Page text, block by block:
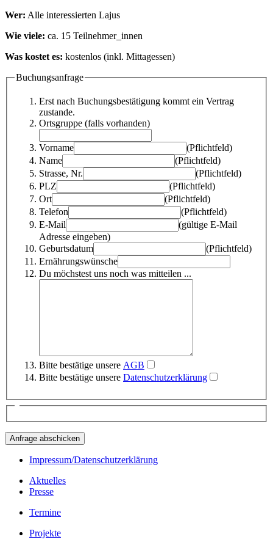
Wer: Alle interessierten Lajus
Wie viele: ca. 15 Teilnehmer_innen
Was kostet es: kostenlos (inkl. Mittagessen)
Buchungsanfrage
Erst nach Buchungsbestätigung kommt ein Vertrag
zustande.
Ortsgruppe (falls vorhanden)
Vorname
(Pflichtfeld)
Name
(Pflichtfeld)
Strasse, Nr.
(Pflichtfeld)
PLZ
(Pflichtfeld)
Ort
(Pflichtfeld)
Telefon
(Pflichtfeld)
E-Mail
(gültige E-Mail
Adresse eingeben)
Geburtsdatum
(Pflichtfeld)
Ernährungswünsche
Du möchstest uns noch was mitteilen ...
Bitte bestätige unsere AGB
Bitte bestätige unsere Datenschutzerklärung
Impressum/Datenschutzerklärung
Aktuelles
Presse
Termine
Projekte